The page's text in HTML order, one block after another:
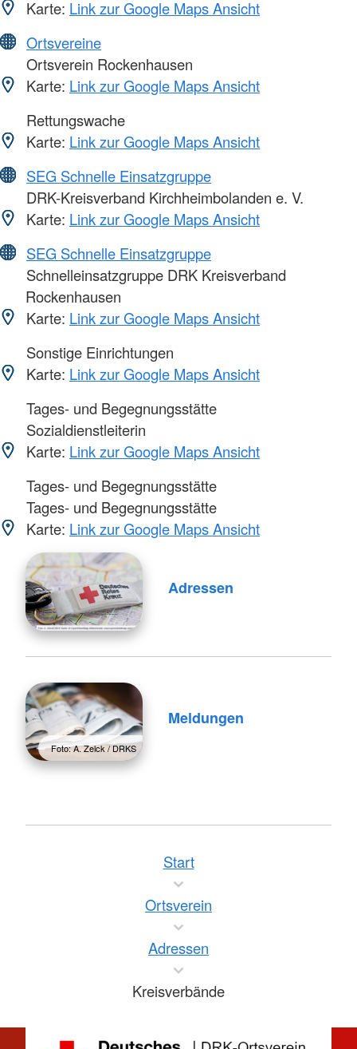
Karte: Link zur Google Maps Ansicht
Ortsvereine
Ortsverein Rockenhausen
Karte: Link zur Google Maps Ansicht
Rettungswache
Karte: Link zur Google Maps Ansicht
SEG Schnelle Einsatzgruppe
DRK-Kreisverband Kirchheimbolanden e. V.
Karte: Link zur Google Maps Ansicht
SEG Schnelle Einsatzgruppe
Schnelleinsatzgruppe DRK Kreisverband
Rockenhausen
Karte: Link zur Google Maps Ansicht
Sonstige Einrichtungen
Karte: Link zur Google Maps Ansicht
Tages- und Begegnungsstätte
Sozialdienstleiterin
Karte: Link zur Google Maps Ansicht
Tages- und Begegnungsstätte
Tages- und Begegnungsstätte
Karte: Link zur Google Maps Ansicht
Adressen
Foto: A. Zelck / DRKS
Meldungen
Start
Ortsverein
Adressen
Kreisverbände